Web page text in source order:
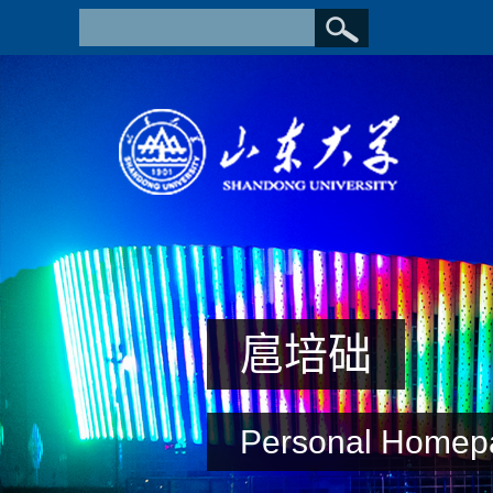
扈培础
Personal